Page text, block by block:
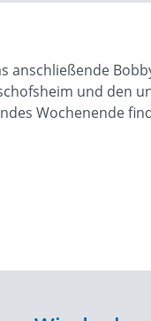
anschließende
und den
Wochenende